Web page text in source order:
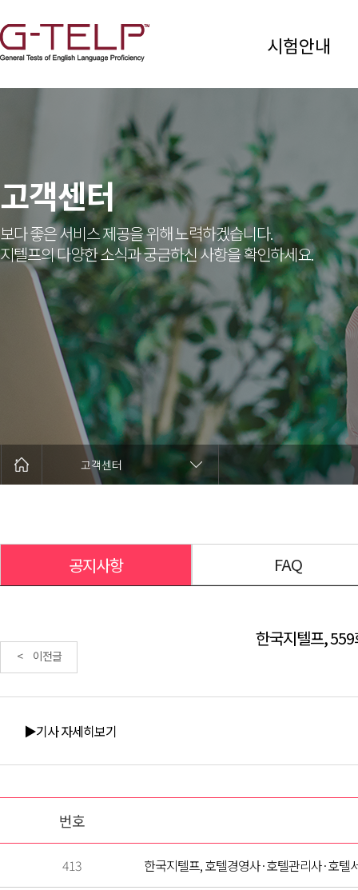
시험안내
고객센터
보다 좋은 서비스 제공을 위해 노력하겠습니다.
지텔프의 다양한 소식과 궁금하신 사항을 확인하세요.
고객센터
공지사항 FAQ
한국지텔프,
< 이전글
▶기사 자세히보기
번호
413 한국지텔프, 호텔경영사·호텔관리사·호텔